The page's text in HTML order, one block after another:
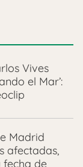
Vives
el Mar’:
Madrid
afectadas,
fecha de